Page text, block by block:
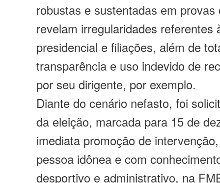
robustas e sustentadas em
revelam irregularidades referentes
presidencial e filiações, além de
transparência e uso indevido de
por seu dirigente, por exemplo.
Diante do cenário nefasto, foi
da eleição, marcada para 15 de
imediata promoção de
pessoa idônea e com
desportivo e administrativo, na